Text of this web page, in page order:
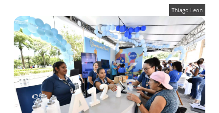
Thiago Leon